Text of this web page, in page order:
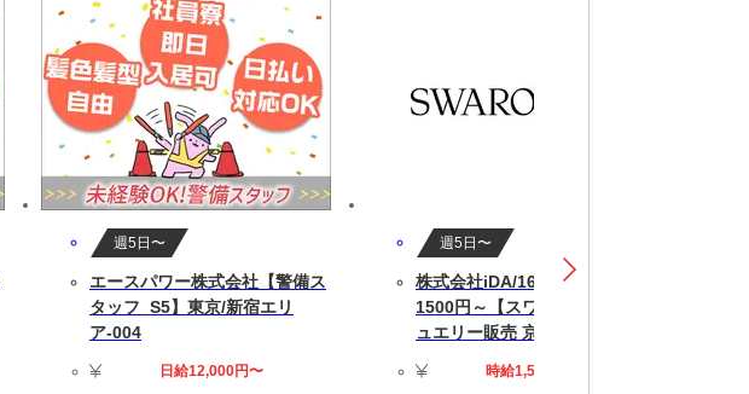
週5日〜
エースパワー株式会社【警備ス
タッフ_S5】東京/新宿エリ
ア-004
日給12,000円〜
週5日〜
株式会社iDA/160100010 時給
1500円～【スワロフスキー】ジ
ュエリー販売 京王新宿
時給1,500円〜1,600円